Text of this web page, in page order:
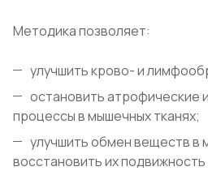
Методика позволяет:
улучшить крово- и
остановить атрофические
процессы в мышечных тканях;
улучшить обмен веществ в
восстановить их